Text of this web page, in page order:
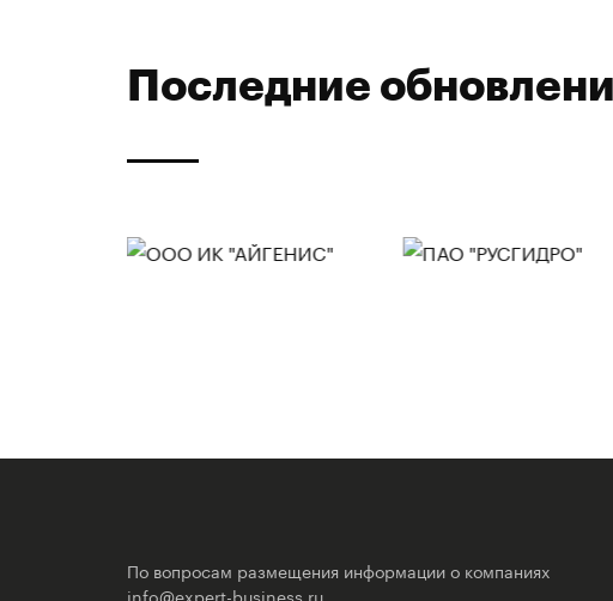
Последние
По вопросам размещения информации о компаниях
info@expert-business.ru